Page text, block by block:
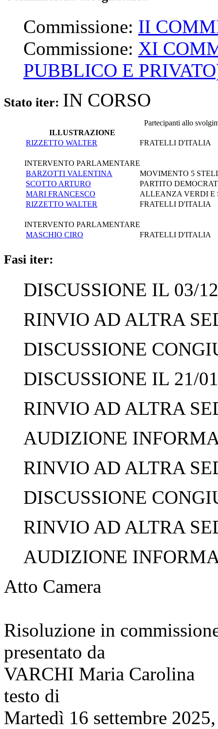
Commissione: II
Commissione: XI
PUBBLICO E
Stato iter: IN CORSO
Partecipanti allo
ILLUSTRAZIONE
RIZZETTO WALTER
FRATELLI D'ITALIA
INTERVENTO PARLAMENTARE
BARZOTTI VALENTINA
MOVIMENTO 5
SCOTTO ARTURO
PARTITO
MARI FRANCESCO
ALLEANZA VERDI E
RIZZETTO WALTER
FRATELLI D'ITALIA
INTERVENTO PARLAMENTARE
MASCHIO CIRO
FRATELLI D'ITALIA
Fasi iter:
DISCUSSIONE IL 03/
RINVIO AD ALTRA
DISCUSSIONE
DISCUSSIONE IL 21/
RINVIO AD ALTRA
AUDIZIONE
RINVIO AD ALTRA
DISCUSSIONE
RINVIO AD ALTRA
AUDIZIONE
Atto Camera
Risoluzione in
presentato da
VARCHI Maria Carolina
testo di
Martedì 16 settembre